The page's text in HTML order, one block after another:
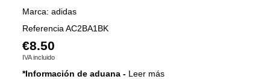
Marca: adidas
Referencia AC2BA1BK
€8.50
IVA incluido
*Información de aduana - Leer más